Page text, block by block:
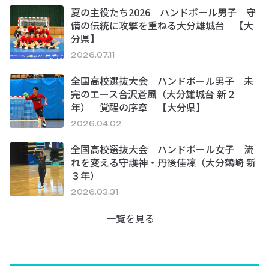
夏の主役たち2026 ハンドボール男子 守
備の伝統に攻撃を重ねる大分雄城台 【大
分県】
2026.07.11
全国高校選抜大会 ハンドボール男子 未
完のエース合沢蒼風（大分雄城台 新２
年） 覚醒の序章 【大分県】
2026.04.02
全国高校選抜大会 ハンドボール女子 流
れを変える守護神・丹後佳凜（大分鶴崎 新
３年）
2026.03.31
一覧を見る